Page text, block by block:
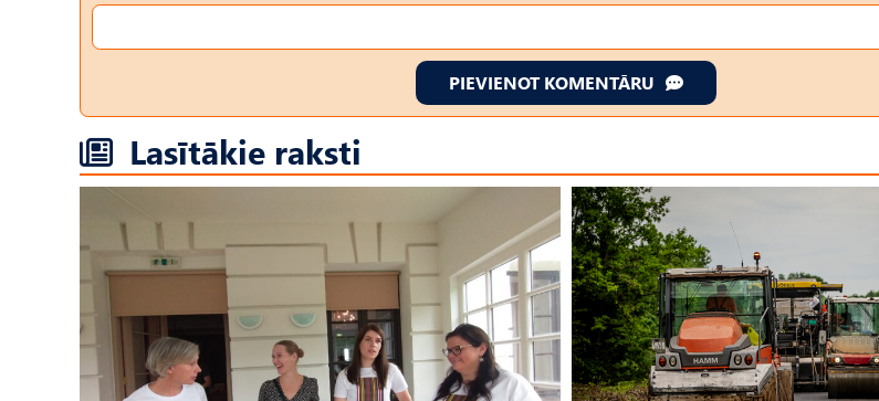
PIEVIENOT KOMENTĀRU
Lasītākie raksti